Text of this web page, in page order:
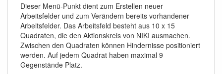
Dieser Menü-Punkt dient zum Erstellen neuer
Arbeitsfelder und zum Verändern bereits vorhandener
Arbeitsfelder. Das Arbeitsfeld besteht aus 10 x 15
Quadraten, die den Aktionskreis von NIKI ausmachen.
Zwischen den Quadraten können Hindernisse positioniert
werden. Auf jedem Quadrat haben maximal 9
Gegenstände Platz.